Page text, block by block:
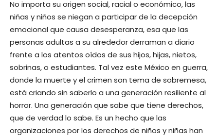
No importa su origen social, racial o económico, las
niñas y niños se niegan a participar de la decepción
emocional que causa desesperanza, esa que las
personas adultas a su alrededor derraman a diario
frente a los atentos oídos de sus hijos, hijas, nietos,
sobrinas, o estudiantes. Tal vez este México en guerra,
donde la muerte y el crimen son tema de sobremesa,
está criando sin saberlo a una generación resiliente al
horror. Una generación que sabe que tiene derechos,
que de verdad lo sabe. Es un hecho que las
organizaciones por los derechos de niños y niñas han